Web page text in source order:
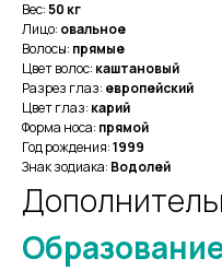
Вес:50 кг
Лицо: овальное
Волосы: прямые
Цвет волос: каштановый
Разрез глаз: европейский
Цвет глаз: карий
Форма носа: прямой
Год рождения:1999
Знак зодиака: Водолей